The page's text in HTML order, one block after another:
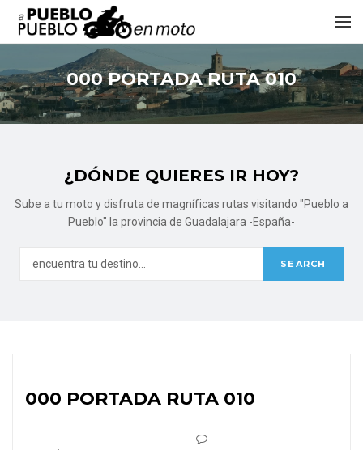
000 PORTADA RUTA 010
¿DÓNDE QUIERES IR HOY?
Sube a tu moto y disfruta de magníficas rutas visitando "Pueblo a
Pueblo" la provincia de Guadalajara -España-
000 PORTADA RUTA 010